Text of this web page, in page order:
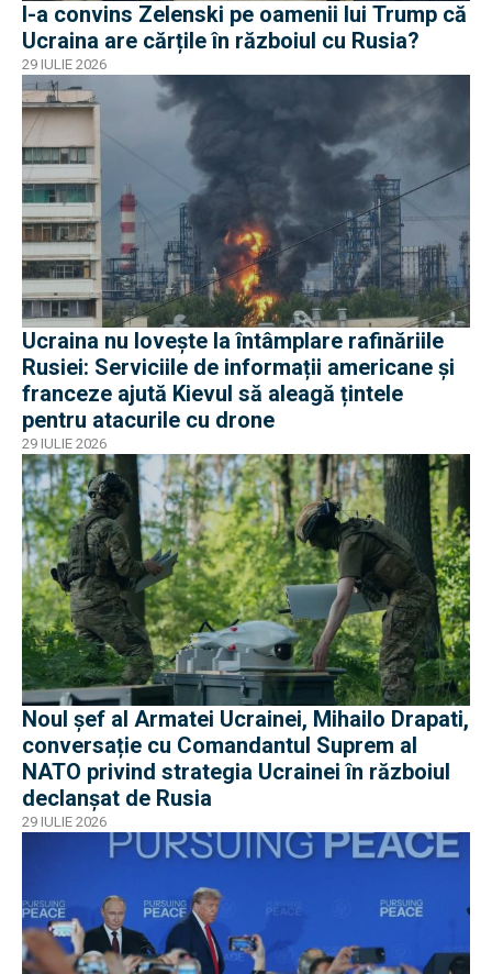
I-a convins Zelenski pe oamenii lui Trump că
Ucraina are cărțile în războiul cu Rusia?
29 IULIE 2026
Ucraina nu lovește la întâmplare rafinăriile
Rusiei: Serviciile de informații americane și
franceze ajută Kievul să aleagă țintele
pentru atacurile cu drone
29 IULIE 2026
Noul șef al Armatei Ucrainei, Mihailo Drapati,
conversație cu Comandantul Suprem al
NATO privind strategia Ucrainei în războiul
declanșat de Rusia
29 IULIE 2026